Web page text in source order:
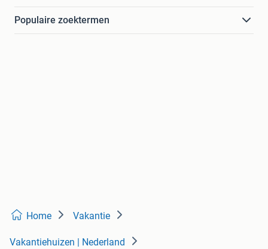
Populaire zoektermen
Home Vakantie
Vakantiehuizen | Nederland